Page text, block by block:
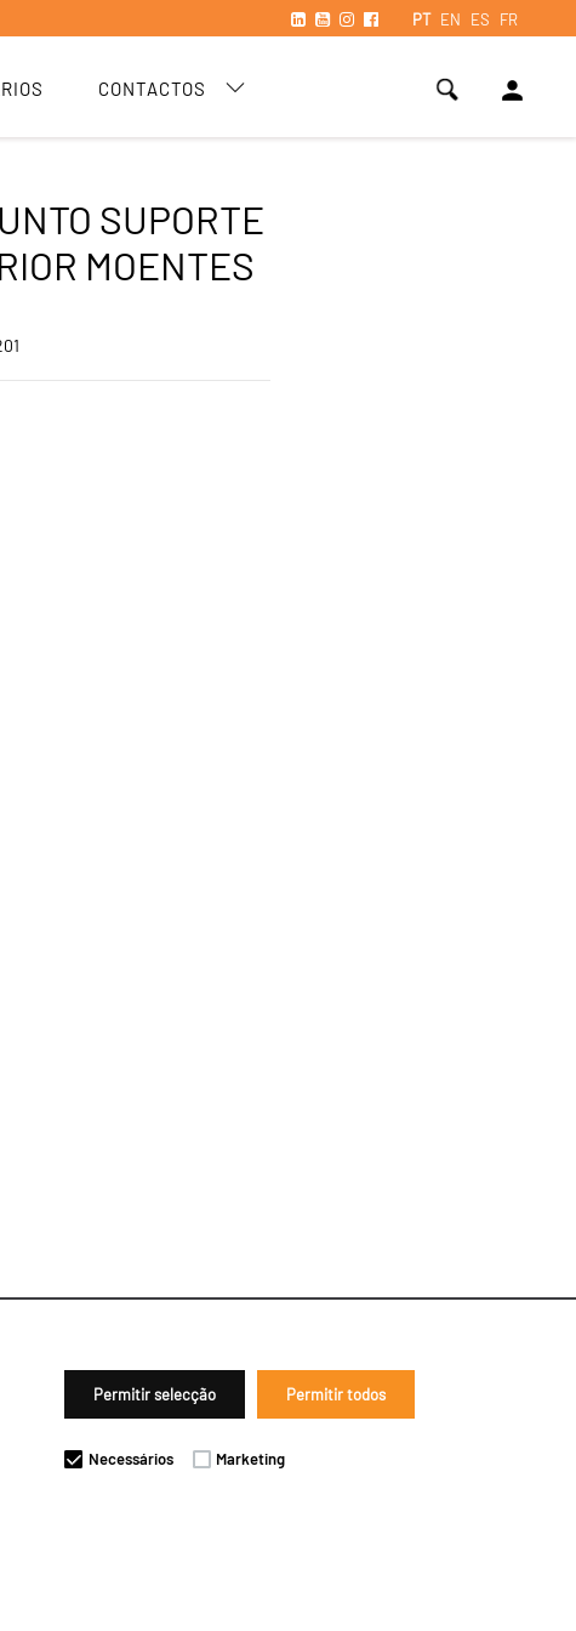
PT EN ES FR
CONTACTOS person
Permitir selecção Permitir todos
Necessários Marketing
SUPORTE
MOENTES